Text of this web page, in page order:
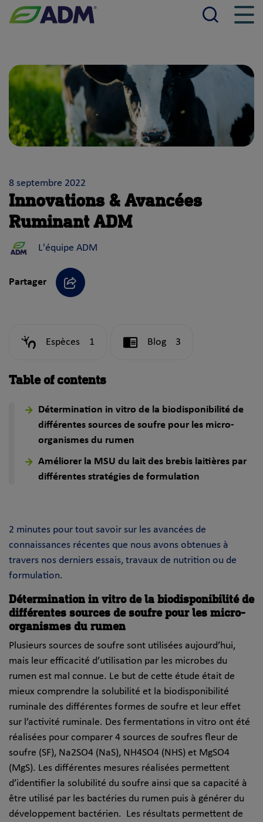
8 septembre 2022
Innovations & Avancées
Ruminant ADM
L'équipe ADM
Partager
Partager
Espèces 1 Blog 3
Table of contents
Détermination in vitro de la biodisponibilité de
différentes sources de soufre pour les micro-
organismes du rumen
Améliorer la MSU du lait des brebis laitières par
différentes stratégies de formulation
2 minutes pour tout savoir sur les avancées de
connaissances récentes que nous avons obtenues à
travers nos derniers essais, travaux de nutrition ou de
formulation.
Détermination in vitro de la biodisponibilité de
différentes sources de soufre pour les micro-
organismes du rumen
Plusieurs sources de soufre sont utilisées aujourd’hui,
mais leur efficacité d’utilisation par les microbes du
rumen est mal connue. Le but de cette étude était de
mieux comprendre la solubilité et la biodisponibilité
ruminale des différentes formes de soufre et leur effet
sur l’activité ruminale. Des fermentations in vitro ont été
réalisées pour comparer 4 sources de soufres fleur de
soufre (SF), Na2SO4 (NaS), NH4SO4 (NHS) et MgSO4
(MgS). Les différentes mesures réalisées permettent
d’identifier la solubilité du soufre ainsi que sa capacité à
être utilisé par les bactéries du rumen puis à générer du
développement bactérien. Les résultats permettent de